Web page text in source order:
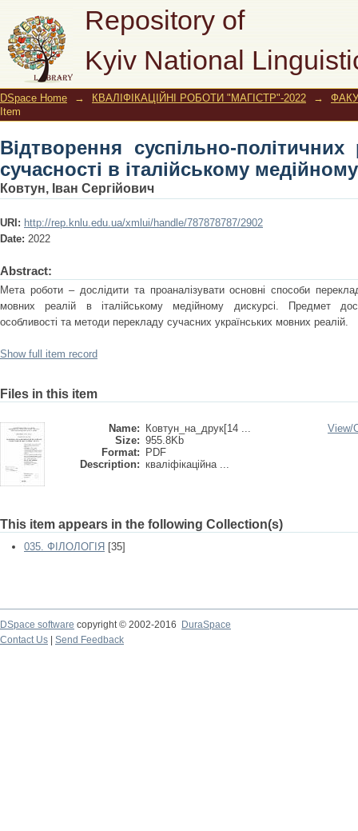
Repository of
Kyiv National
Відтворення суспільно-
італійському медійному дискурс
DSpace Home → КВАЛІФІКАЦІЙНІ РОБОТИ "МАГІСТР"-2022 →
Item
Відтворення суспільно-політичних
сучасності в італійському
Ковтун, Іван Сергійович
URI: http://rep.knlu.edu.ua/xmlui/handle/787878787/2902
Date: 2022
Abstract:
Мета роботи – дослідити та проаналізувати основні способи
мовних реалій в італійському медійному дискурсі. Предмет
особливості та методи перекладу сучасних українських мовних реалій.
Show full item record
Files in this item
Name:
Ковтун_на_друк[14 ...
Size: 955.8Kb
Format:
PDF
Description: кваліфікаційна ...
View/
This item appears in the following Collection(s)
035. ФІЛОЛОГІЯ [35]
DSpace software copyright © 2002-2016
DuraSpace
Contact Us
Send Feedback